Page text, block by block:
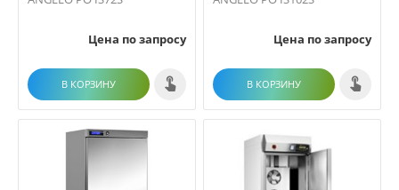
Цена по запросу
В КОРЗИНУ
Цена по запросу
В КОРЗИНУ